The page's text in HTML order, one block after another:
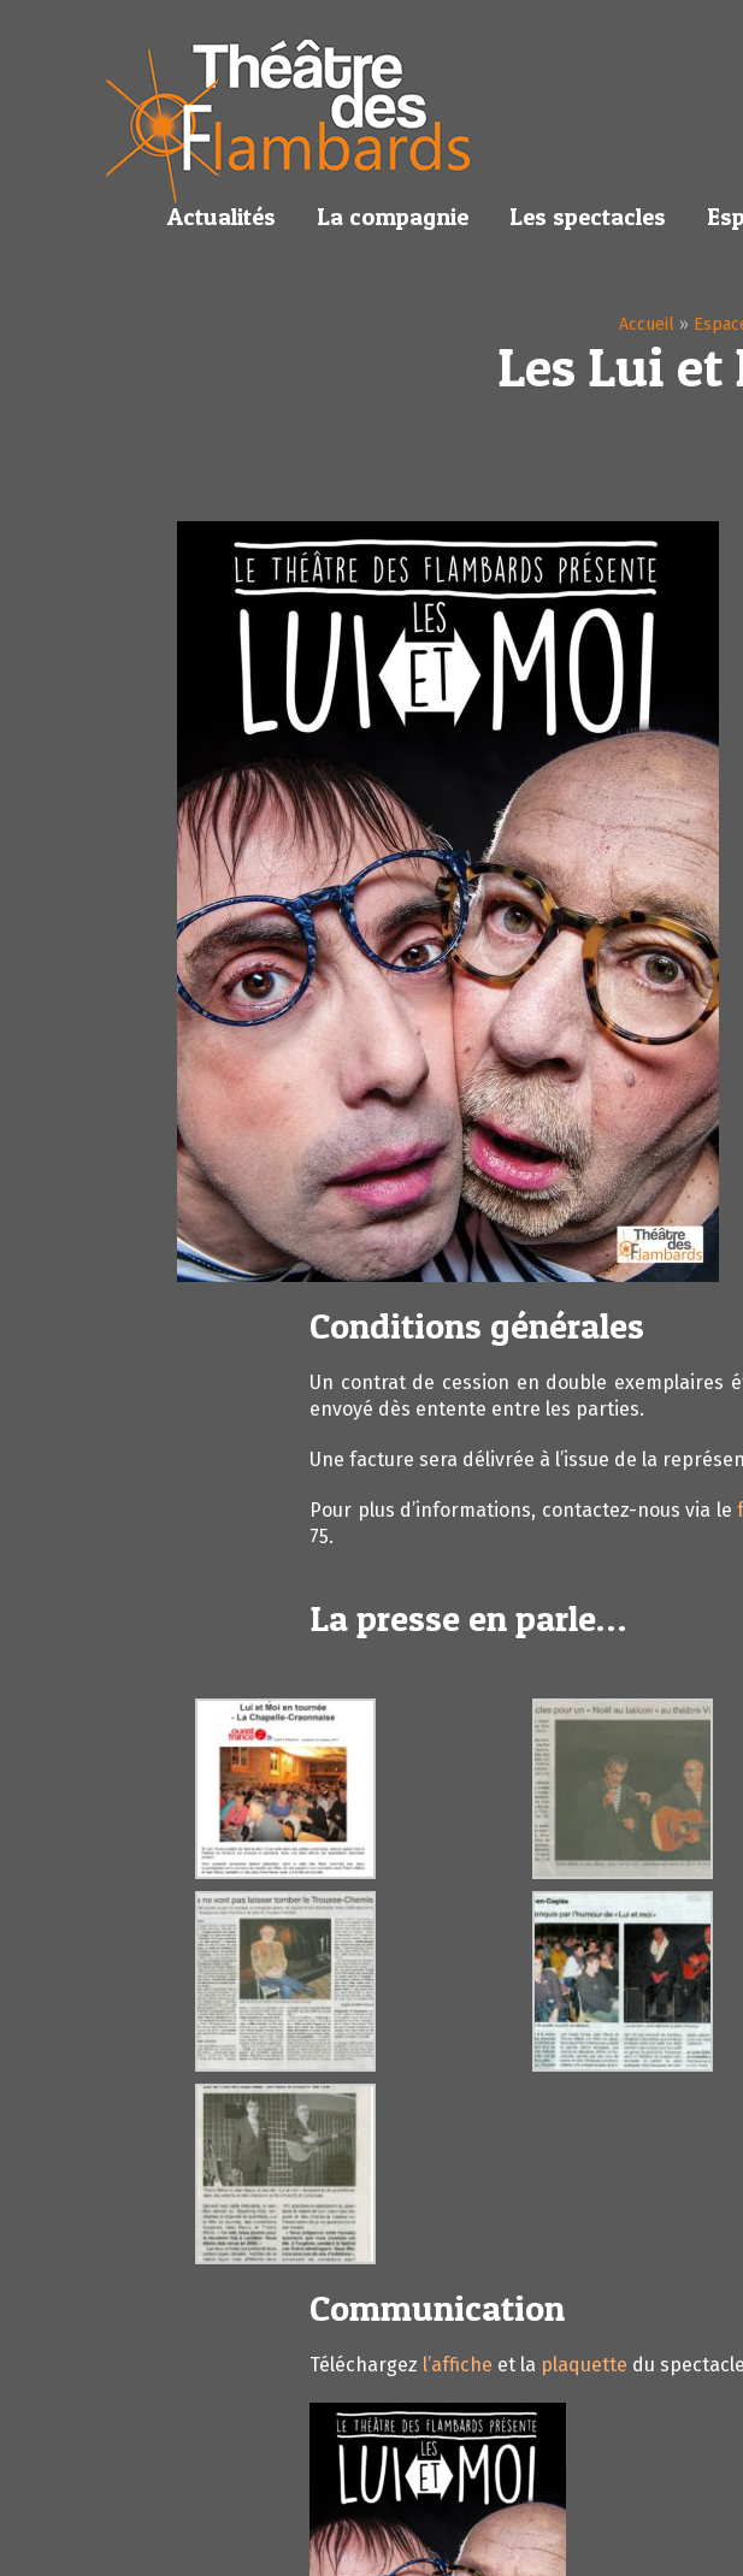
Actualités La compagnie Les spectacles
Accueil»
Les Lui
Conditions générales
Un contrat de cession en double exemplaires
envoyé dès entente entre les parties.
Une facture sera délivrée à l’issue de la
Pour plus d’informations, contactez-nous via le
75.
La presse en parle…
Communication
Téléchargez l’affiche et la plaquette du